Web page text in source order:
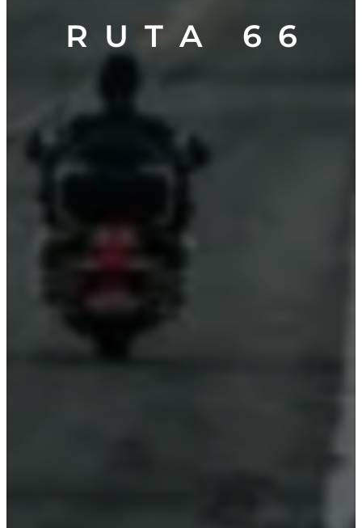
R U T A 6 6